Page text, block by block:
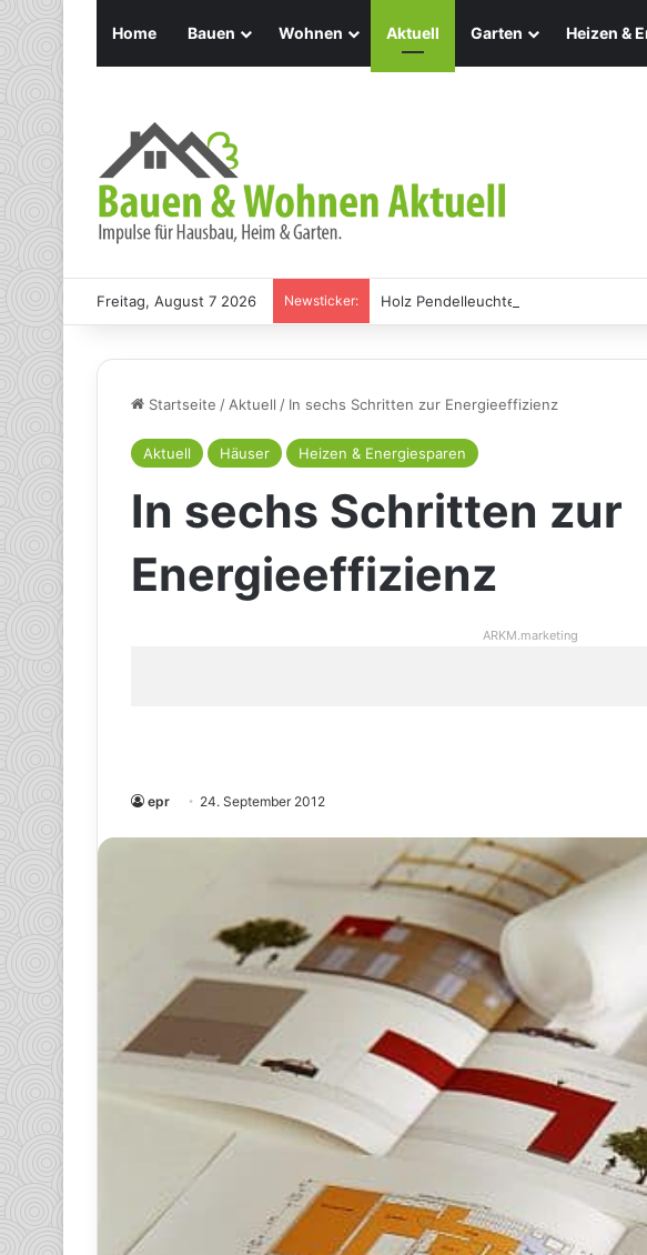
Home Bauen Wohnen Aktuell Garten Heizen &
Freitag, August 7 2026 Newsticker: Holz Pendelleuchten: Eleganz und
Startseite /Aktuell / In sechs Schritten zur Energieeffizienz
Aktuell Häuser Heizen & Energiesparen
In sechs Schritten zur
Energieeffizienz
ARKM.marketing
epr 24. September 2012